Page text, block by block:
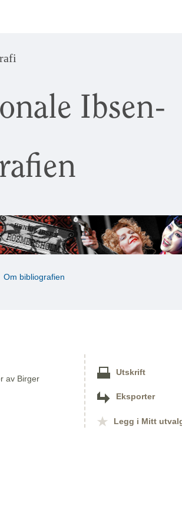
Ibsen-
Om bibliografien
av Birger
Utskrift
Eksporter
Legg i Mitt